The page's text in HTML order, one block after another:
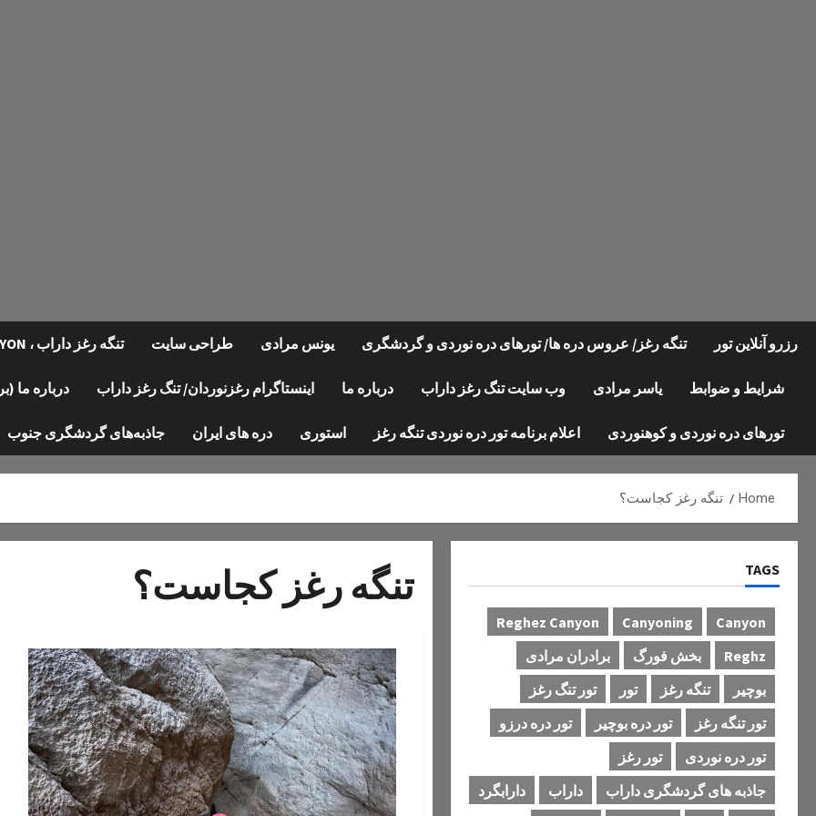
رزرو آنلاین تور تنگه رغز/ عروس دره ها/ تورهای دره نوردی و گردشگری یونس مرادی طراحی سایت تنگه رغز داراب ، REGHZ CANYON
شرایط و ضوابط یاسر مرادی وب سایت تنگ رغز داراب درباره ما اینستاگرام رغزنوردان/ تنگ رغز داراب درباره ما
تورهای دره نوردی و کوهنوردی اعلام برنامه تور دره نوردی تنگه رغز استوری دره های ایران جاذبه‌های گردشگری جنوب
Home تنگه رغز کجاست؟
تنگه رغز کجاست؟ TAGS
Canyon
Canyoning
Reghez Canyon
Reghz
بخش فورگ
برادران مرادی
بوچیر
تنگه رغز تور
تور تنگ رغز
تور تنگه رغز
تور دره بوچیر
تور دره درزو
تور دره نوردی
تور رغز
جاذبه های گردشگری داراب
داراب
دارابگرد